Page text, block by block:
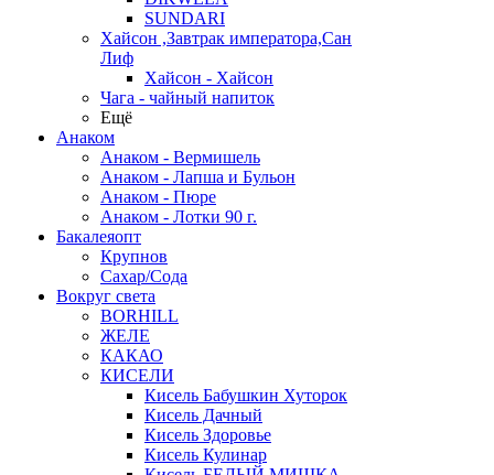
SUNDARI
Хайсон ,Завтрак императора,Сан
Лиф
Хайсон - Хайсон
Чага - чайный напиток
Ещё
Анаком
Анаком - Вермишель
Анаком - Лапша и Бульон
Анаком - Пюре
Анаком - Лотки 90 г.
Бакалеяопт
Крупнов
Сахар/Сода
Вокруг света
BORHILL
ЖЕЛЕ
КАКАО
КИСЕЛИ
Кисель Бабушкин Хуторок
Кисель Дачный
Кисель Здоровье
Кисель Кулинар